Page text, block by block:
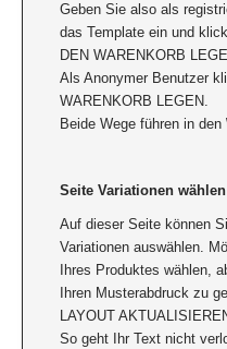
Geben Sie also als
das Template ein und
DEN WARENKORB
Als Anonymer Benutzer
WARENKORB LEGEN.
Beide Wege führen in den
Seite Variationen wählen
Auf dieser Seite können
Variationen auswählen.
Ihres Produktes wählen,
Ihren Musterabdruck zu
LAYOUT
So geht Ihr Text nicht